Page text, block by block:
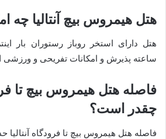
هتل هیمروس بیچ آنتالیا چه
ساعته پذیرش و امکانات تفریحی و
فاصله هتل هیمروس بیچ تا
چقدر است؟
فاصله هتل هیمروس بیچ تا فرودگاه آنتالیا حدود 60 کیلومتر